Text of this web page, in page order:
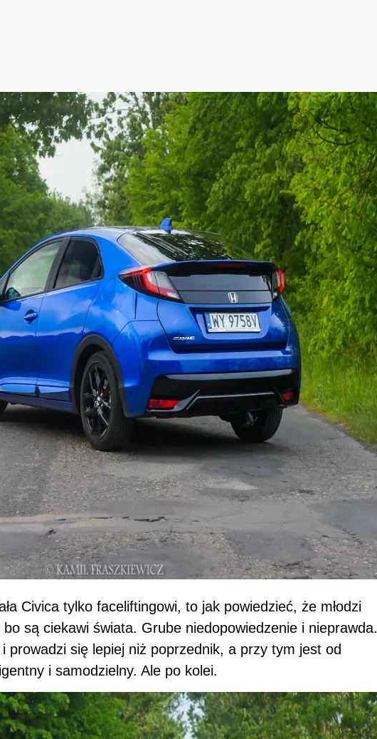
Civica tylko faceliftingowi, to jak powiedzieć, że młodzi
są ciekawi świata. Grube niedopowiedzenie i nieprawda.
prowadzi się lepiej niż poprzednik, a przy tym jest od
i samodzielny. Ale po kolei.